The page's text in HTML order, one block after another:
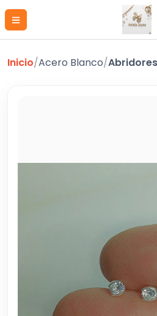
Inicio/Acero Blanco/Abridores